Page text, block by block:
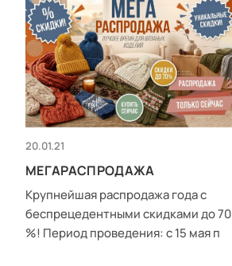
20.01.21
МЕГАРАСПРОДАЖА
Крупнейшая распродажа года с
беспрецедентными скидками до 70
%! Период проведения: с 15 мая п